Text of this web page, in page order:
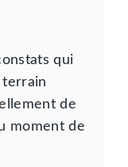
qui
terrain
de
moment de